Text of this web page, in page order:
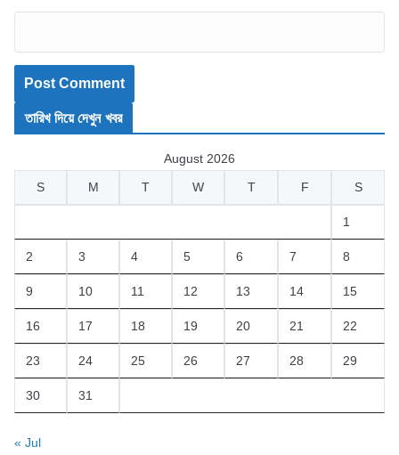
তারিখ দিয়ে দেখুন খবর
August 2026
S
M T W T F S
1
2 3 4 5 6 7 8
9 10 11 12 13 14 15
16 17 18 19 20 21 22
23 24 25 26 27 28 29
30 31
« Jul